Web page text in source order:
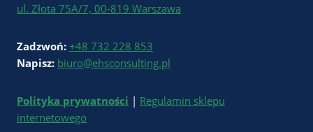
ul. Złota 75A/7, 00-819 Warszawa
Zadzwoń: +48 732 228 853
Napisz: biuro@ehsconsulting.pl
Polityka prywatności | Regulamin sklepu
internetowego